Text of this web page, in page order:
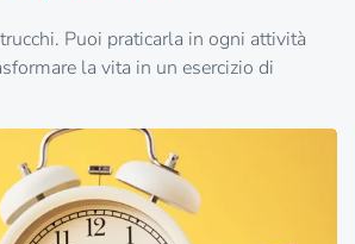
Puoi praticarla in ogni attività
la vita in un esercizio di